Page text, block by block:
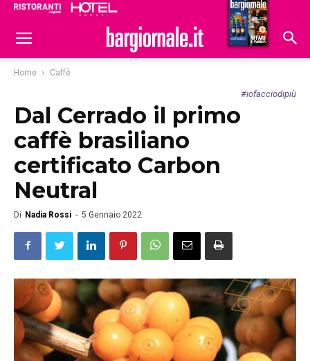
Hoteldomani
Home Caffè
#iofacciodipiù
Dal Cerrado il primo
caffè brasiliano
certificato Carbon
Neutral
Di Nadia Rossi - 5 Gennaio 2022